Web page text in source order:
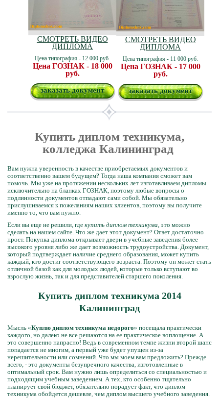
СМОТРЕТЬ ВИДЕО
ДИПЛОМА
Цена типография - 12 000 руб.
Цена ГОЗНАК - 18 000
руб.
заказать документ
СМОТРЕТЬ ВИДЕО
ДИПЛОМА
Цена типография - 11 000 руб.
Цена ГОЗНАК - 17 000
руб.
заказать документ
Купить диплом техникума,
колледжа Калининград
Вам нужна уверенность в качестве приобретаемых документов и
соответственно вашем будущем? Тогда наша компания сможет вам
помочь. Мы уже на протяжении нескольких лет изготавливаем дипломы
исключительно на бланках ГОЗНАК, поэтому любые вопросы о
подлинности документов отпадают сами собой. Мы обязательно
прислушиваемся к пожеланиям наших клиентов, поэтому вы получите
именно то, что вам нужно.
Если вы еще не решили, где купить диплом техникума, это можно
сделать на нашем сайте. Что же дает этот документ? Ответ достаточно
прост. Покупка диплома открывает двери в учебные заведения более
высокого уровня либо же дает возможность трудоустройства. Документ,
который подтверждает наличие среднего образования, может купить
каждый, кто достиг соответствующего возраста. Поэтому он может стать
отличной базой как для молодых людей, которые только вступают во
взрослую жизнь, так и для представителей старшего поколения.
Купить диплом техникума 2014
Калининград
Мысль «Куплю диплом техникума недорого» посещала практически
каждого, но далеко не все решаются на ее практическое воплощение. А
это совершенно напрасно! Ведь в современном темпе жизни второй шанс
попадается не многим, а первый уже будет упущен из-за
нерешительности или сомнений. Что мы моем вам предложить? Прежде
всего, - это документы безупречного качества, изготовленные в
оптимальный срок. Вам нужно лишь определиться со специальностью и
подходящим учебным заведением. А тех, кто особенно тщательно
планирует свой бюджет, обязательно порадует факт, что диплом
техникума обойдется дешевле, чем диплом высшего учебного заведения.